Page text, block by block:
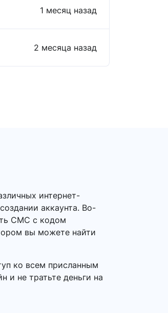
1 месяц назад
2 месяца назад
интернет-
аккаунта. Во-
СМС с кодом
вы можете найти
ко всем присланным
и не тратьте деньги на